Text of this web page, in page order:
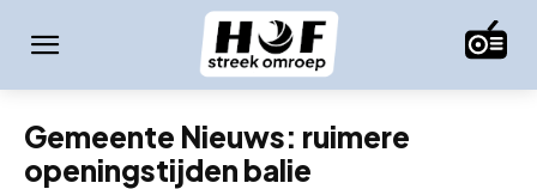
Gemeente Nieuws: ruimere
openingstijden balie